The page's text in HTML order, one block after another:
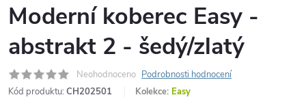
Moderní koberec Easy -
abstrakt 2 - šedý/zlatý
Neohodnoceno Podrobnosti hodnocení
Kód produktu: CH202501 Kolekce: Easy